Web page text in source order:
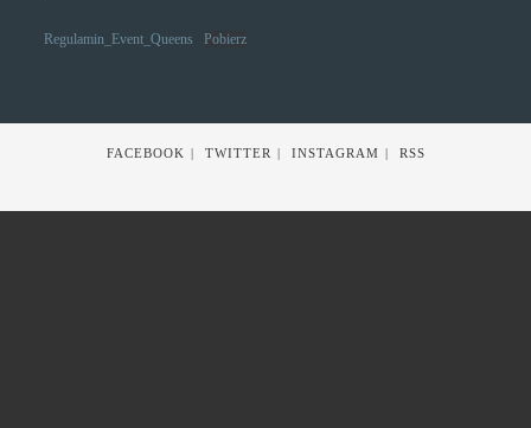
Regulamin_Event_Queens Pobierz
FACEBOOK TWITTER INSTAGRAM RSS